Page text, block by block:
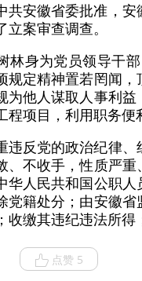
共安徽省委批准，
案审查调查。
林身为党员领导干
规定精神置若罔闻
为他人谋取人事利
程项目，利用职务便
违反党的政治纪律
、不收手，性质严
华人民共和国公职
党籍处分；由安徽
收缴其违纪违法所得
点赞 5